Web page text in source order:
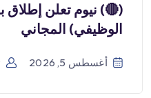
(🔴) نيوم تعلن إطلاق
الوظيفي) المجاني
أغسطس 5, 2026